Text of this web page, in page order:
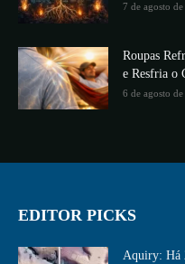
7 de agosto
Roupas
e Resfria o
6 de agosto
EDITOR PICKS
Aquiry: Há